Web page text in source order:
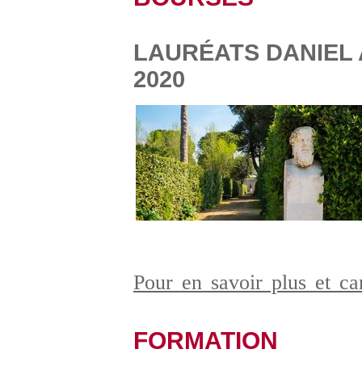
LAURÉATS DANIEL
2020
Pour en savoir plus et
FORMATION